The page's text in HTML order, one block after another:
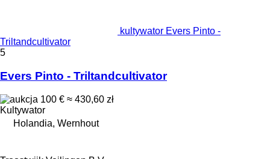
kultywator Evers Pinto -
Triltandcultivator
5
Evers Pinto - Triltandcultivator
100 € ≈ 430,60 zł
Kultywator
Holandia, Wernhout